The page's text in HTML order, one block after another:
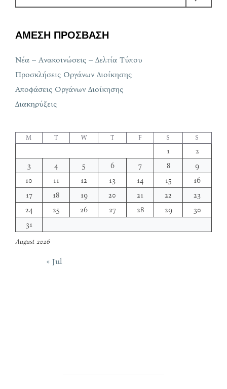
ΑΜΕΣΗ ΠΡΟΣΒΑΣΗ
Νέα – Ανακοινώσεις – Δελτία Τύπου
Προσκλήσεις Οργάνων Διοίκησης
Αποφάσεις Οργάνων Διοίκησης
Διακηρύξεις
August 2026
M T W T F S S
1
2
3
4 5 6 7 8
9
10
11 12 13 14 15
16
17
18 19 20 21 22
23
24
25 26 27 28 29
30
31
« Jul